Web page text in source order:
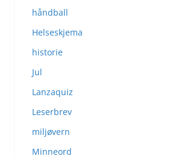
håndball
Helseskjema
historie
Jul
Lanzaquiz
Leserbrev
miljøvern
Minneord